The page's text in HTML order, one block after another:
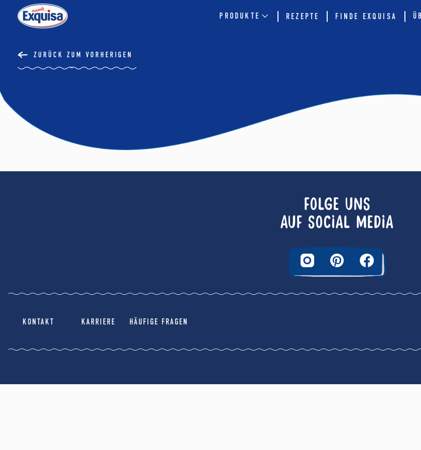
PRODUKTE REZEPTE FINDE EXQUISA
ZURÜCK ZUM VORHERIGEN
FOLGE UNS
AUF SOCIAL MEDIA
KONTAKT KARRIERE HÄUFIGE FRAGEN